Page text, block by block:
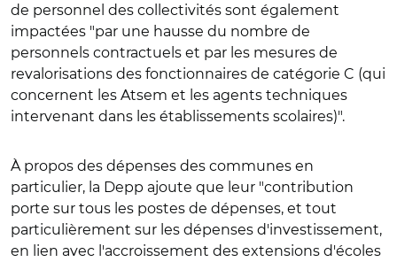
de personnel des collectivités sont également
impactées "par une hausse du nombre de
personnels contractuels et par les mesures de
revalorisations des fonctionnaires de catégorie C (qui
concernent les Atsem et les agents techniques
intervenant dans les établissements scolaires)".
À propos des dépenses des communes en
particulier, la Depp ajoute que leur "contribution
porte sur tous les postes de dépenses, et tout
particulièrement sur les dépenses d'investissement,
en lien avec l'accroissement des extensions d'écoles